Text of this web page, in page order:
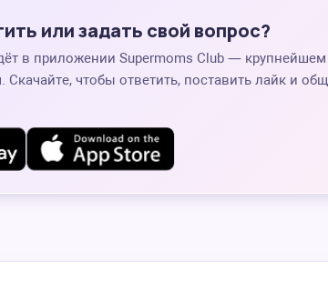
или задать свой вопрос?
в приложении Supermoms Club —
чтобы ответить, поставить лайк и